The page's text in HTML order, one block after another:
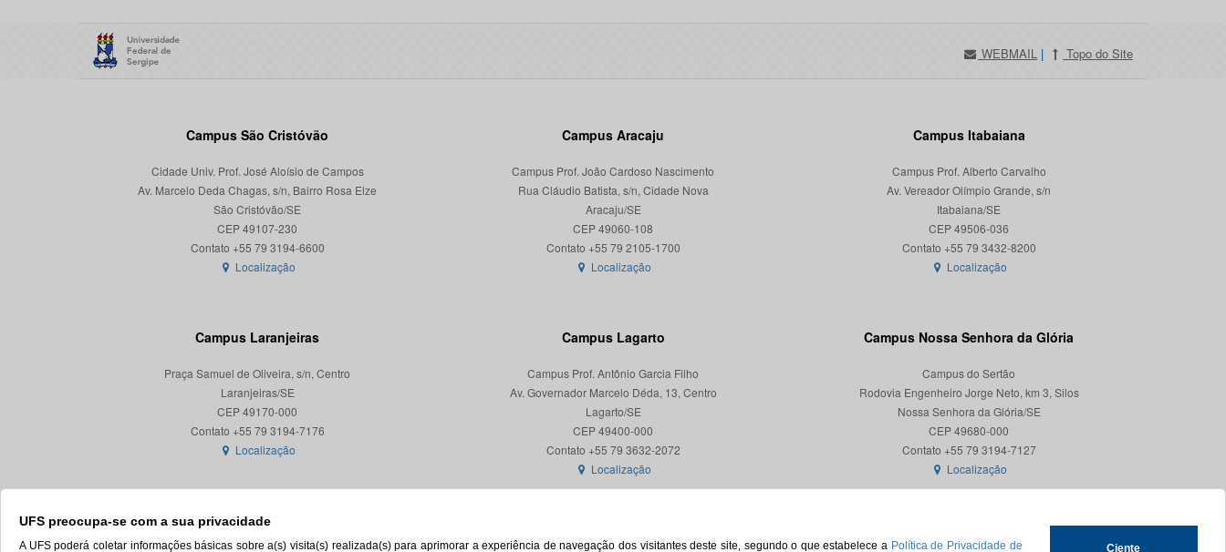
UFS preocupa-se com a sua privacidade
A UFS poderá coletar informações básicas sobre a(s) visita(s) realizada(s) para aprimorar a experiência de navegação dos visitantes deste site, segundo o que estabelece a Política de Privacidade de Ciente
WEBMAIL | Topo do Site
Campus São Cristóvão
Cidade Univ. Prof. José Aloísio de Campos
Av. Marcelo Deda Chagas, s/n, Bairro Rosa Elze
São Cristóvão/SE
CEP 49107-230
Localização
Campus Aracaju
Campus Prof. João Cardoso Nascimento
Rua Cláudio Batista, s/n, Cidade Nova
Aracaju/SE
CEP 49060-108
Localização
Campus Itabaiana
Campus Prof. Alberto Carvalho
Av. Vereador Olímpio Grande, s/n
Itabaiana/SE
CEP 49506-036
Localização
Campus Laranjeiras
Praça Samuel de Oliveira, s/n, Centro
Laranjeiras/SE
CEP 49170-000
Localização
Campus Lagarto
Campus Prof. Antônio Garcia Filho
Av. Governador Marcelo Déda, 13, Centro
Lagarto/SE
CEP 49400-000
Localização
Campus Nossa Senhora da Glória
Campus do Sertão
Rodovia Engenheiro Jorge Neto, km 3, Silos
Nossa Senhora da Glória/SE
CEP 49680-000
Contato +55 79 3194-7127
Localização